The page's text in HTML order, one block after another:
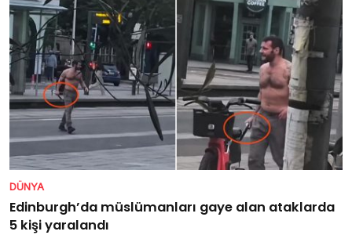
DÜNYA
Edinburgh’da müslümanları gaye alan ataklarda
5 kişi yaralandı